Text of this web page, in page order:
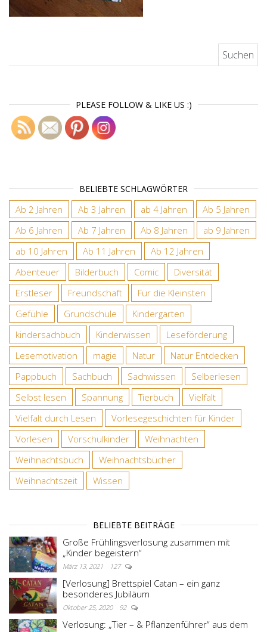
PLEASE FOLLOW & LIKE US :)
BELIEBTE SCHLAGWÖRTER
Ab 2 Jahren Ab 3 Jahren ab 4 Jahren
Ab 5 Jahren
Ab 6 Jahren
Ab 7 Jahren Ab 8 Jahren
ab 9 Jahren
ab 10 Jahren
Ab 11 Jahren
Ab 12 Jahren
Abenteuer
Bilderbuch Comic
Diversität
Erstleser
Freundschaft
Für die Kleinsten
Gefühle
Grundschule
Kindergarten
kindersachbuch
Kinderwissen
Leseförderung
Lesemotivation
magie Natur
Natur Entdecken
Pappbuch
Sachbuch Sachwissen
Selberlesen
Selbst lesen
Spannung Tierbuch
Vielfalt
Vielfalt durch Lesen
Vorlesegeschichten für Kinder
Vorlesen
Vorschulkinder
Weihnachten
Weihnachtsbuch
Weihnachtsbücher
Weihnachtszeit
Wissen
BELIEBTE BEITRÄGE
Große Frühlingsverlosung zusammen mit
„Kinder begeistern“
März 13, 2021 127
[Verlosung] Brettspiel Catan – ein ganz
besonderes Jubiläum
Oktober 25, 2020 92
Verlosung: „Tier – & Pflanzenführer“ aus dem